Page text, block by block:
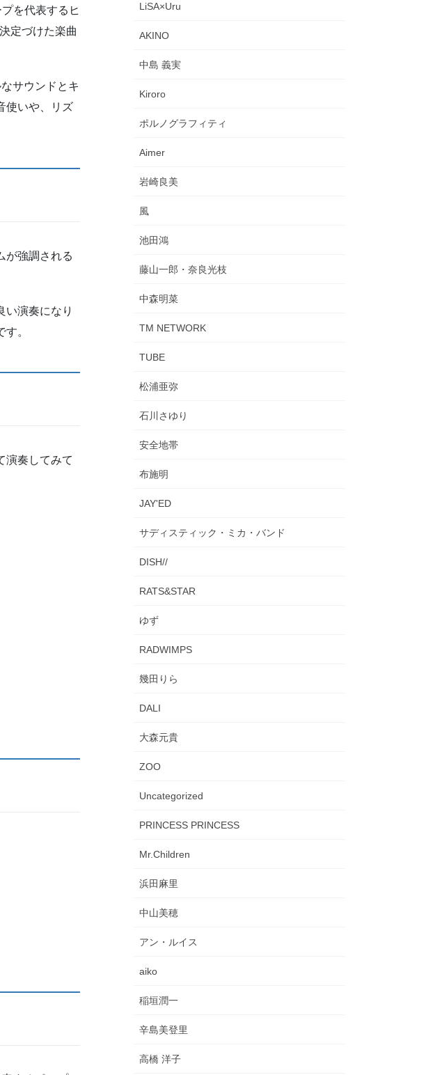
を代表するヒ
定づけた楽曲
サウンドとキ
使いや、リズ
が強調される
い演奏になり
。
演奏してみて
LiSA×Uru
AKINO
中島 義実
Kiroro
ポルノグラフィティ
Aimer
岩崎良美
風
池田鴻
藤山一郎・奈良光枝
中森明菜
TM NETWORK
TUBE
松浦亜弥
石川さゆり
安全地帯
布施明
JAY'ED
サディスティック・ミカ・バンド
DISH//
RATS&STAR
ゆず
RADWIMPS
幾田りら
DALI
大森元貴
ZOO
Uncategorized
PRINCESS PRINCESS
Mr.Children
浜田麻里
中山美穂
アン・ルイス
aiko
稲垣潤一
辛島美登里
高橋 洋子